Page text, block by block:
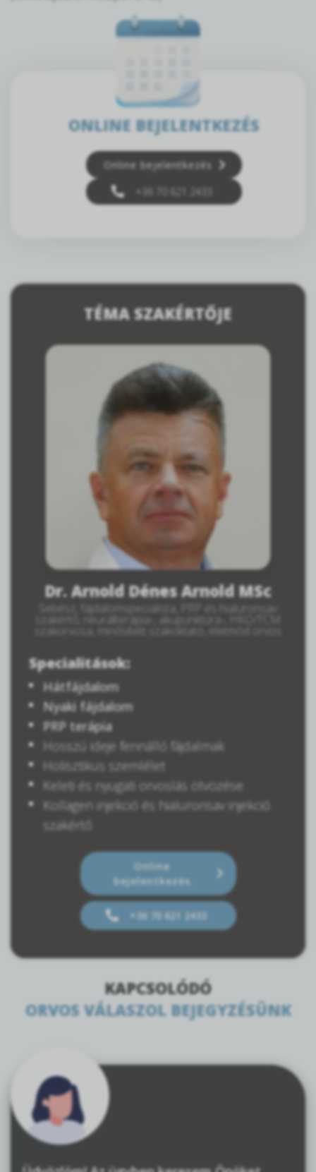
ONLINE BEJELENTKEZÉS
Online bejelentkezés
+36 70 621 2433
TÉMA SZAKÉRTŐJE
Dr. Arnold Dénes Arnold MSc
Sebész, fájdalomspecialista, PRP és hialuronsav
szakértő, neurálterápia-, akupunktúra-, HKO/TCM
szakorvosa, minősített szakoktató, életmód orvos
Specialitások:
Hátfájdalom
Nyaki fájdalom
PRP terápia
Hosszú ideje fennálló fájdalmak
Holisztikus szemlélet
Keleti és nyugati orvoslás ötvözése
Kollagen injekció és hialuronsav injekció
szakértő
Online
bejelentkezés
+36 70 621 2433
KAPCSOLÓDÓ
ORVOS VÁLASZOL BEJEGYZÉSÜNK